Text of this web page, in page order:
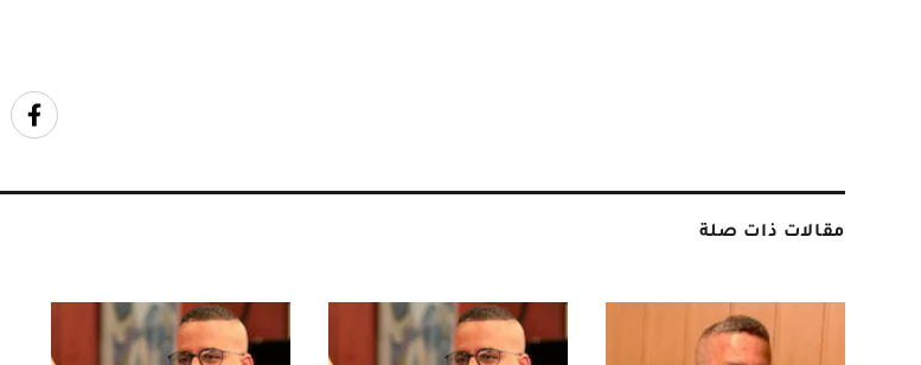
مقالات ذات صلة